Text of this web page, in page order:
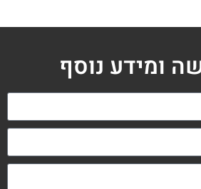
ומידע נוסף